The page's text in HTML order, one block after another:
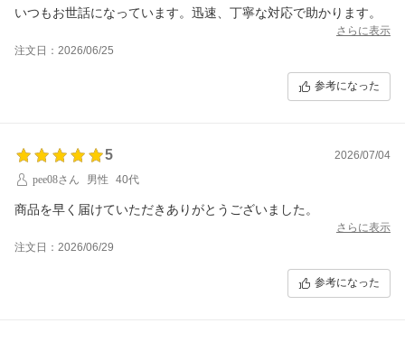
いつもお世話になっています。迅速、丁寧な対応で助かります。
さらに表示
注文日：2026/06/25
参考になった
5
2026/07/04
pee08さん
男性 40代
商品を早く届けていただきありがとうございました。
さらに表示
注文日：2026/06/29
参考になった